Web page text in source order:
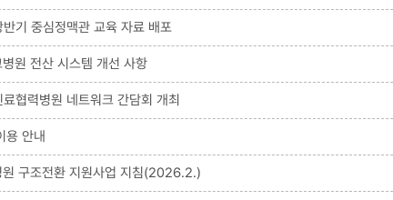
기 중심정맥관 교육 자료 배포
원 전산 시스템 개선 사항
협력병원 네트워크 간담회 개최
용 안내
원 구조전환 지원사업 지침(2026.2.)